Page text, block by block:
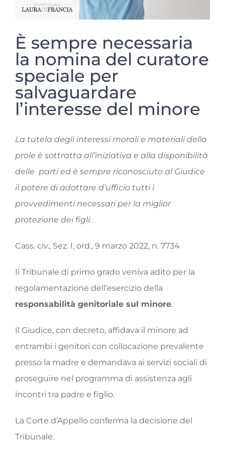
È sempre necessaria
la nomina del curatore
speciale per
salvaguardare
l’interesse del minore
La tutela degli interessi morali e materiali della
prole è sottratta all’iniziativa e alla disponibilità
delle parti ed è sempre riconosciuto al Giudice
il potere di adottare d’ufficio tutti i
provvedimenti necessari per la miglior
protezione dei figli.
Cass. civ., Sez. I, ord., 9 marzo 2022, n. 7734
Il Tribunale di primo grado veniva adito per la
regolamentazione dell’esercizio della
responsabilità genitoriale sul minore.
Il Giudice, con decreto, affidava il minore ad
entrambi i genitori con collocazione prevalente
presso la madre e demandava ai servizi sociali di
proseguire nel programma di assistenza agli
incontri tra padre e figlio.
La Corte d’Appello conferma la decisione del
Tribunale.